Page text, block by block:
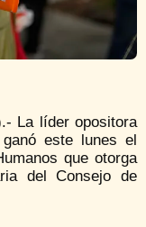
La líder opositora
este lunes el
que otorga
del Consejo de